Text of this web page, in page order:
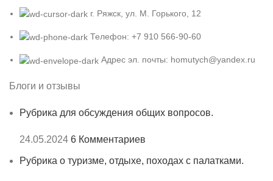
г. Ряжск, ул. М. Горького, 12
Телефон: +7 910 566-90-60
Адрес эл. почты: homutych@yandex.ru
Блоги и отзывы
Рубрика для обсуждения общих вопросов.
24.05.2024 6 Комментариев
Рубрика о туризме, отдыхе, походах с палатками.